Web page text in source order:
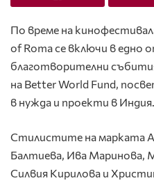
По време на
of Roma се включи в едно
благотворителни
на Better World Fund,
в нужда и проекти в Индия.
Стилистите на марката
Балтиева, Ива Маринова,
Силвия Кирилова и